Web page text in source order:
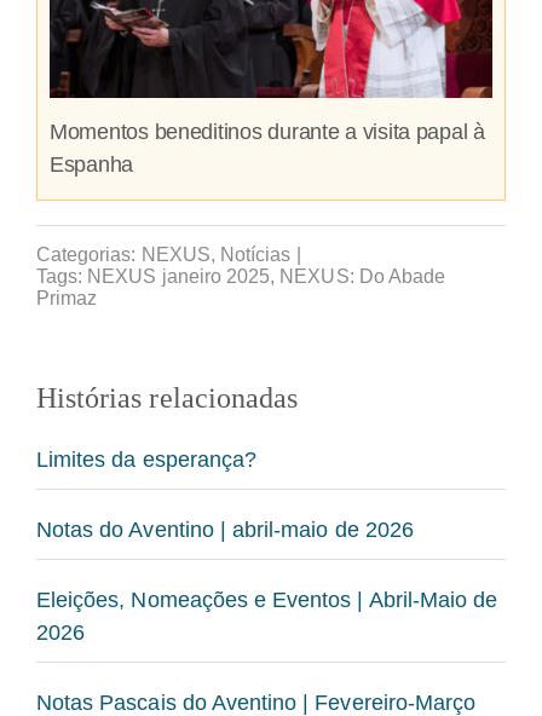
Momentos beneditinos durante a visita papal à
Espanha
Categorias: NEXUS, Notícias
Tags: NEXUS janeiro 2025, NEXUS: Do Abade
Primaz
Histórias relacionadas
Limites da esperança?
Notas do Aventino | abril-maio de 2026
Eleições, Nomeações e Eventos | Abril-Maio de
2026
Notas Pascais do Aventino | Fevereiro-Março